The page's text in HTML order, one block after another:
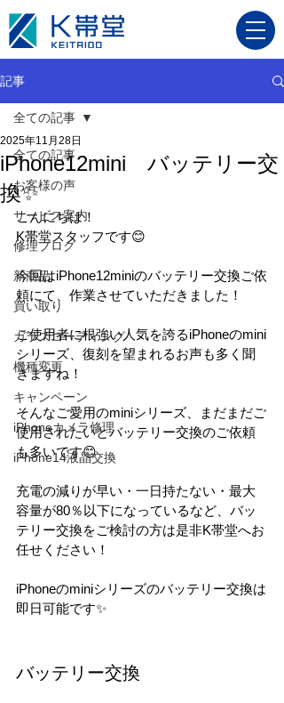
記事
全ての記事
お客様の声
サービス案内
修理ブログ
新商品
買い取り
ガラスコーティング
機種変更
キャンペーン
iPhoneカメラ修理
iPhone14液晶交換
全ての記事
iPhone12mini バッテリー交
換✨
2025年11月28日
こんにちは！
K帯堂スタッフです😊
今回はiPhone12miniのバッテリー交換ご依
頼にて、作業させていただきました！
ご使用者に根強い人気を誇るiPhoneのmini
シリーズ、復刻を望まれるお声も多く聞
きますね！
そんなご愛用のminiシリーズ、まだまだご
使用されたいとバッテリー交換のご依頼
も多いです😊
充電の減りが早い・一日持たない・最大
容量が80％以下になっているなど、バッ
テリー交換をご検討の方は是非K帯堂へお
任せください！
iPhoneのminiシリーズのバッテリー交換は
即日可能です✨
バッテリー交換